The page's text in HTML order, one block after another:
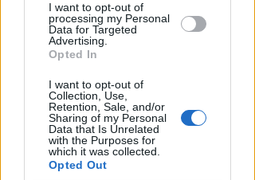
I want to opt-out of
processing my Personal
Data for Targeted
Advertising.
Opted In
I want to opt-out of
Collection, Use,
Retention, Sale, and/or
Sharing of my Personal
Data that Is Unrelated
with the Purposes for
which it was collected.
Opted Out